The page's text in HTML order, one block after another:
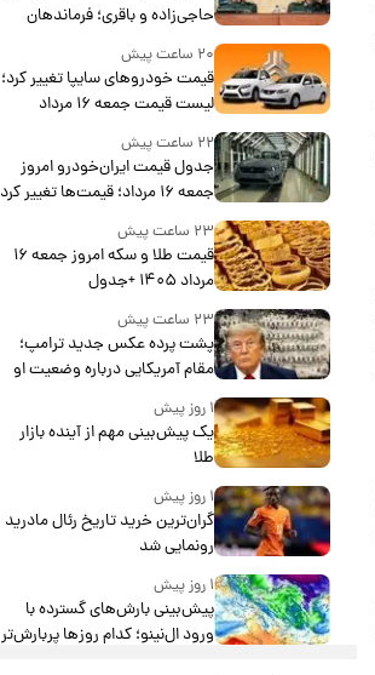
حاجی‌زاده و باقری؛ فرماندهان
۲۰ ساعت پیش
قیمت خودروهای سایپا تغییر کرد؛
لیست قیمت جمعه ۱۶ مرداد
۲۲ ساعت پیش
جدول قیمت ایران‌خودرو امروز
جمعه ۱۶ مرداد؛ قیمت‌ها تغییر کرد
۲۳ ساعت پیش
قیمت طلا و سکه امروز جمعه ۱۶
مرداد ۱۴۰۵ +جدول
۲۳ ساعت پیش
پشت پرده عکس جدید ترامپ؛
مقام آمریکایی درباره وضعیت او
چه گفت؟
۱ روز پیش
یک پیش‌بینی مهم از آینده بازار
طلا
۱ روز پیش
گران‌ترین خرید تاریخ رئال مادرید
رونمایی شد
۱ روز پیش
پیش‌بینی بارش‌های گسترده با
ورود ال‌نینو؛ کدام روزها پربارش‌تر